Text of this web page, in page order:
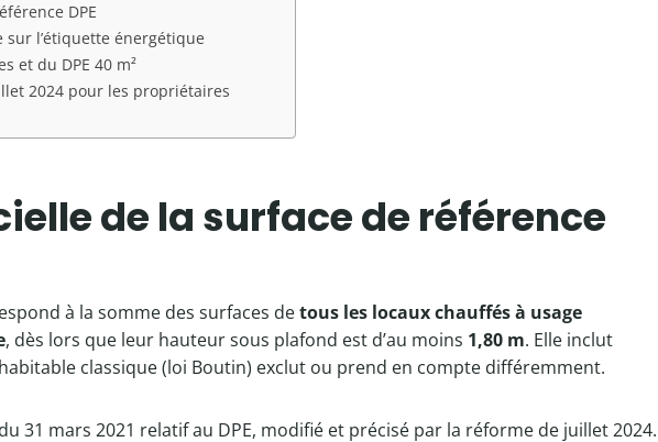
DPE
l’étiquette énergétique
et du DPE 40 m²
2024 pour les propriétaires
de la surface de référence
à la somme des surfaces detous les locaux chauffés à usage
, dès lors que leur hauteur sous plafond est d’au moins 1,80 m. Elle inclut
classique (loi Boutin) exclut ou prend en compte différemment.
31 mars 2021 relatif au DPE, modifié et précisé par la réforme de juillet 2024.